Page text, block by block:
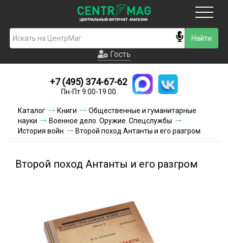
Гость
Новинки
Условия доставки
Условия оплаты
Гость
+7 (495) 374-67-62
Пн-Пт 9:00-19:00
Каталог Книги
Общественные и гуманитарные
науки
Военное дело. Оружие. Спецслужбы
История войн
Второй поход Антанты и его разгром
Второй поход Антанты и его разгром